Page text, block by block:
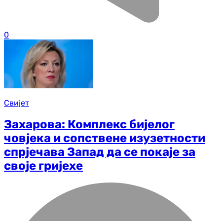
0
Свијет
Захарова: Комплекс бијелог
човјека и сопствене изузетности
спрјечава Запад да се покаје за
своје гријехе